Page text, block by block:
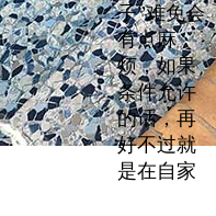
子”难免会
有点麻
烦，如果
条件允许
的话，再
好不过就
是在自家